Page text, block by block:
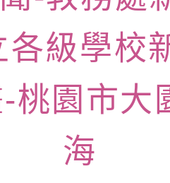
促進學校輔導
習」實施計畫
教育政策研討
際趨勢與發展
府教育局辦理
長研習實施計
作坊新北場」
臺灣師範大學
北學習中心
習班」招生簡
國立成功大學
融平台-教案
民及學前教
19疫苗接
部水利署委託
各級學校
桃園市大
海